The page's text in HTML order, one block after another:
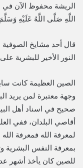
الريشة محفوظ الآن في
اللَّهِ صَلَّى اللَّهُ عَلَيْهِ
قال أحد مشايخ الصوفية
النور الأخير للبشرية
الصين العظيمة كانت
وجهة معتبرة لمن يريد
صحيح في اسناد أهل
أقاصي البلدان، ففي
لمعرفة الله فمعرفة
بمعرفة النفس البشرية
للصين كان يأخذ أشهر